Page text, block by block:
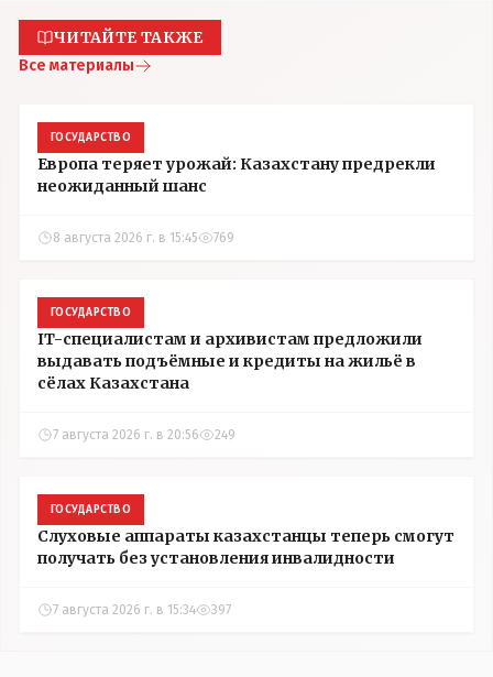
ЧИТАЙТЕ ТАКЖЕ
Все материалы
ГОСУДАРСТВО
Европа теряет урожай: Казахстану предрекли
неожиданный шанс
8 августа 2026 г. в 15:45 769
ГОСУДАРСТВО
IT-специалистам и архивистам предложили
выдавать подъёмные и кредиты на жильё в
сёлах Казахстана
7 августа 2026 г. в 20:56 249
ГОСУДАРСТВО
Слуховые аппараты казахстанцы теперь смогут
получать без установления инвалидности
7 августа 2026 г. в 15:34 397